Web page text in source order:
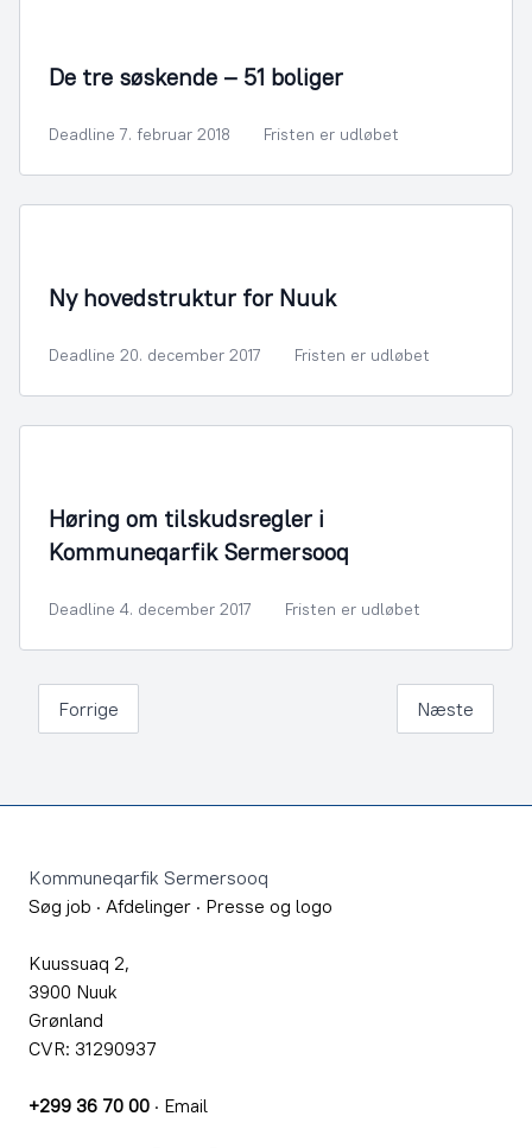
De tre søskende – 51 boliger
Deadline 7. februar 2018 Fristen er udløbet
Ny hovedstruktur for Nuuk
Deadline 20. december 2017 Fristen er udløbet
Høring om tilskudsregler i
Kommuneqarfik Sermersooq
Deadline 4. december 2017 Fristen er udløbet
Forrige Næste
Kommuneqarfik Sermersooq
Søg job · Afdelinger · Presse og logo
Kuussuaq 2,
3900 Nuuk
Grønland
CVR: 31290937
+299 36 70 00 · Email